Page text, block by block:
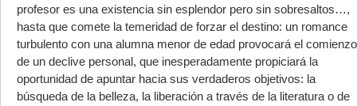
profesor es una existencia sin esplendor pero sin sobresaltos…,
hasta que comete la temeridad de forzar el destino: un romance
turbulento con una alumna menor de edad provocará el comienzo
de un declive personal, que inesperadamente propiciará la
oportunidad de apuntar hacia sus verdaderos objetivos: la
búsqueda de la belleza, la liberación a través de la literatura o de